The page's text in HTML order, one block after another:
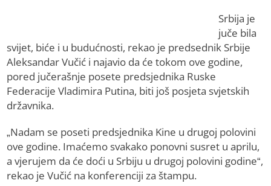
Srbija je
juče bila
svijet, biće i u budućnosti, rekao je predsednik Srbije
Aleksandar Vučić i najavio da će tokom ove godine,
pored jučerašnje posete predsjednika Ruske
Federacije Vladimira Putina, biti još posjeta svjetskih
državnika.
„Nadam se poseti predsjednika Kine u drugoj polovini
ove godine. Imaćemo svakako ponovni susret u aprilu,
a vjerujem da će doći u Srbiju u drugoj polovini godine“,
rekao je Vučić na konferenciji za štampu.